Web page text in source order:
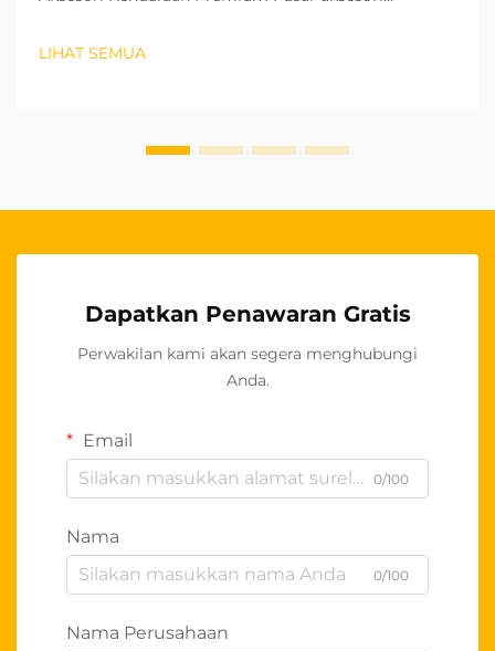
sangat menguntungkan bagi para grosir. Produk-
LIHAT SEMUA
Dapatkan Penawaran Gratis
Perwakilan kami akan segera menghubungi
Anda.
Email
0/100
Nama
0/100
Nama Perusahaan